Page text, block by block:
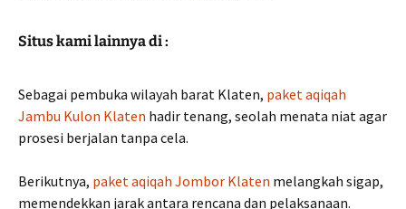
Situs kami lainnya di :
Sebagai pembuka wilayah barat Klaten, paket aqiqah
Jambu Kulon Klaten hadir tenang, seolah menata niat agar
prosesi berjalan tanpa cela.
Berikutnya, paket aqiqah Jombor Klaten melangkah sigap,
memendekkan jarak antara rencana dan pelaksanaan.